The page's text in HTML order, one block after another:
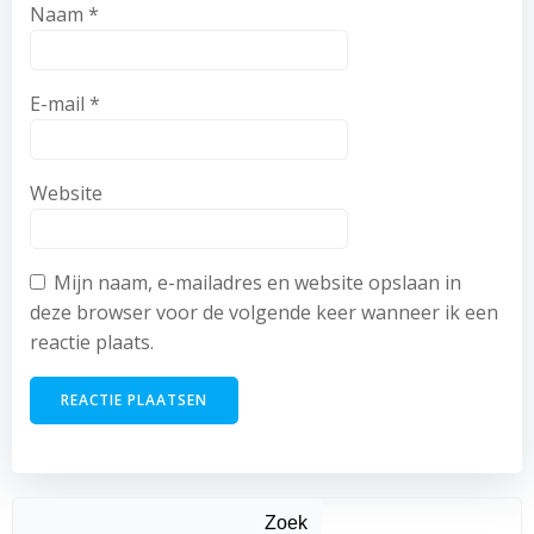
Naam *
E-mail *
Website
Mijn naam, e-mailadres en website opslaan in
deze browser voor de volgende keer wanneer ik een
reactie plaats.
Zoek